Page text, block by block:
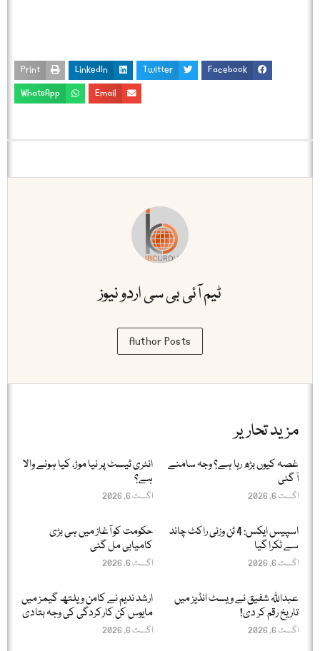
Facebook
Twitter
LinkedIn
Print
Email
WhatsApp
ٹیم آئی بی سی اردو نیوز
Author Posts
مزید تحاریر
غصہ کیوں بڑھ رہا ہے؟ وجہ سامنے
آ گئی
اگست 6, 2026
انٹری ٹیسٹ پر نیا موڑ، کیا ہونے والا
ہے؟
اگست 6, 2026
اسپیس ایکس: 4 ٹن وزنی راکٹ چاند
سے ٹکرا گیا
اگست 6, 2026
حکومت کو آغاز میں ہی بڑی
کامیابی مل گئی
اگست 6, 2026
عبداللّٰہ شفیق نے ویسٹ انڈیز میں
تاریخ رقم کر دی!
اگست 6, 2026
ارشد ندیم نے کامن ویلتھ گیمز میں
مایوس کن کارکردگی کی وجہ بتادی
اگست 6, 2026